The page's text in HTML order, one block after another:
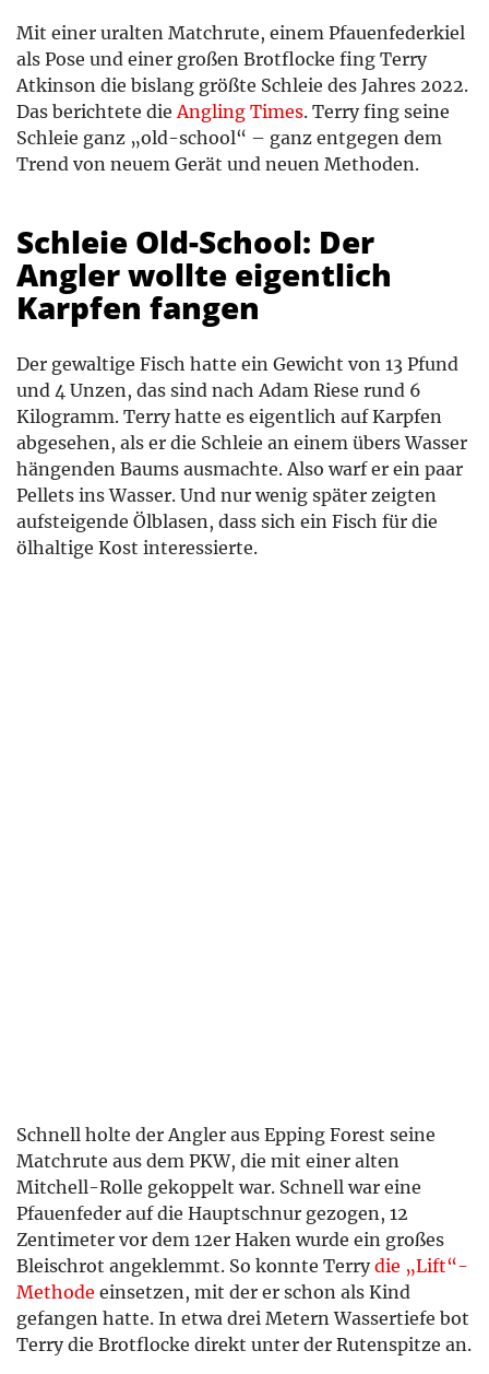
Mit einer uralten Matchrute, einem Pfauenfederkiel
als Pose und einer großen Brotflocke fing Terry
Atkinson die bislang größte Schleie des Jahres 2022.
Das berichtete dieAngling Times. Terry fing seine
Schleie ganz „old-school“ – ganz entgegen dem
Trend von neuem Gerät und neuen Methoden.
Schleie Old-School: Der
Angler wollte eigentlich
Karpfen fangen
Der gewaltige Fisch hatte ein Gewicht von 13 Pfund
und 4 Unzen, das sind nach Adam Riese rund 6
Kilogramm. Terry hatte es eigentlich auf Karpfen
abgesehen, als er die Schleie an einem übers Wasser
hängenden Baums ausmachte. Also warf er ein paar
Pellets ins Wasser. Und nur wenig später zeigten
aufsteigende Ölblasen, dass sich ein Fisch für die
ölhaltige Kost interessierte.
Schnell holte der Angler aus Epping Forest seine
Matchrute aus dem PKW, die mit einer alten
Mitchell-Rolle gekoppelt war. Schnell war eine
Pfauenfeder auf die Hauptschnur gezogen, 12
Zentimeter vor dem 12er Haken wurde ein großes
Bleischrot angeklemmt. So konnte Terrydie „Lift“-
Methode einsetzen, mit der er schon als Kind
gefangen hatte. In etwa drei Metern Wassertiefe bot
Terry die Brotflocke direkt unter der Rutenspitze an.